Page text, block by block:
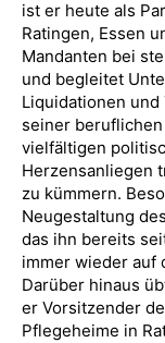
ist er heute als
Ratingen, Essen
Mandanten bei
und begleitet
Liquidationen
seiner
vielfältigen
Herzensanliegen
zu kümmern.
Neugestaltung
das ihn bereits
immer wieder auf
Darüber hinaus
er Vorsitzender
Pflegeheime in